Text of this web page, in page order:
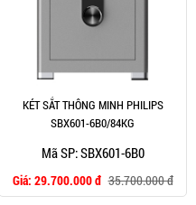
KÉT SẮT THÔNG MINH PHILIPS
SBX601-6B0/84KG
Mã SP: SBX601-6B0
Giá: 29.700.000 đ 35.700.000 đ